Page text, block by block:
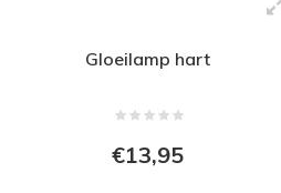
Gloeilamp hart
€13,95